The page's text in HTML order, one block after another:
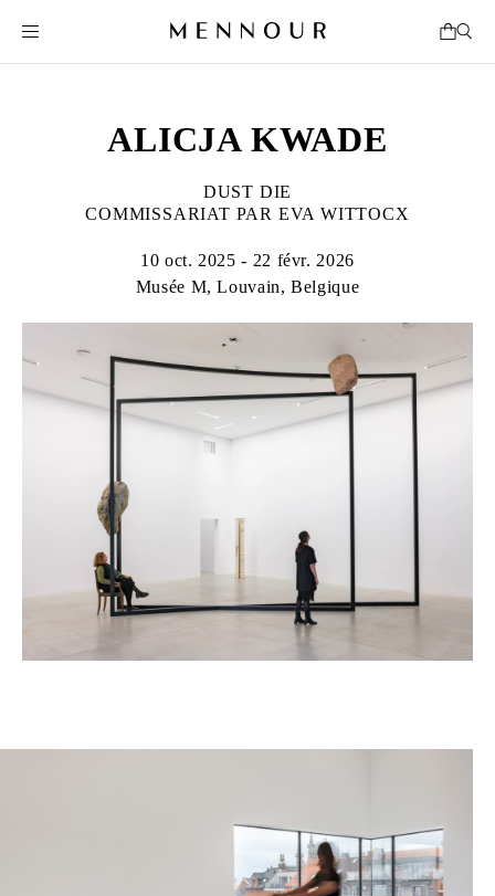
ALICJA KWADE
DUST DIE
COMMISSARIAT PAR EVA WITTOCX
10 oct. 2025 - 22 févr. 2026
Musée M, Louvain, Belgique